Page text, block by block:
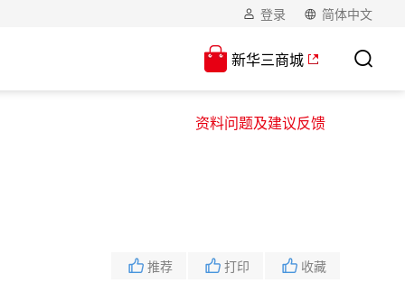
登录 简体中文
新华三商城
资料问题及建议反馈
收藏
打印
推荐